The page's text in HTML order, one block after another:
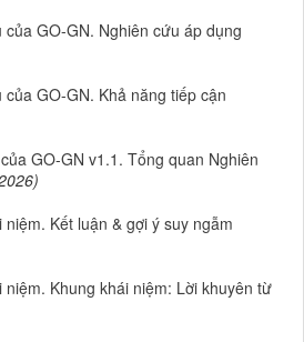
GO-GN. Nghiên cứu áp dụng
GO-GN. Khả năng tiếp cận
GO-GN v1.1. Tổng quan Nghiên
Kết luận & gợi ý suy ngẫm
Khung khái niệm: Lời khuyên từ